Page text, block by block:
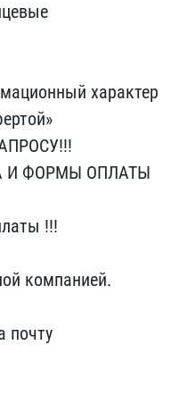
характер
И ФОРМЫ ОПЛАТЫ​
!!!
компа​нией.
почту